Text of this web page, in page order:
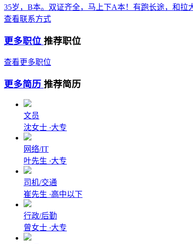
35岁，B本。双证齐全，马上下A本！有跑长途，和拉
查看联系方式
更多职位 推荐职位
查看更多职位
更多简历 推荐简历
文员
沈女士 ·大专
网络/IT
叶先生 ·大专
司机/交通
崔先生 ·高中以下
行政/后勤
曾女士 ·大专